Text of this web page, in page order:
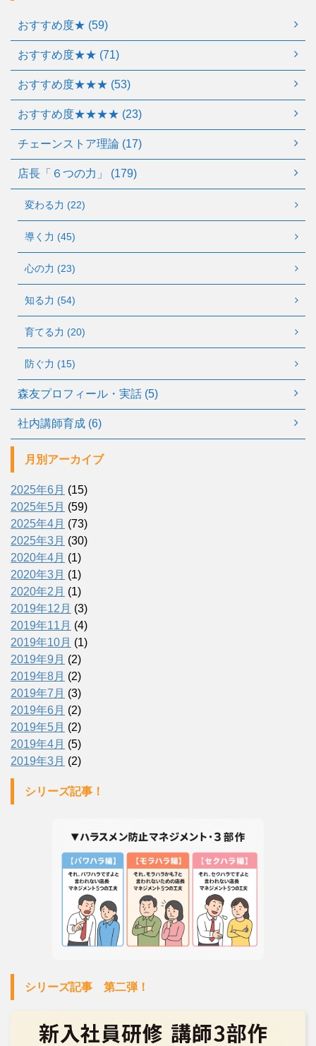
おすすめ度★ (59)
おすすめ度★★ (71)
おすすめ度★★★ (53)
おすすめ度★★★★ (23)
チェーンストア理論 (17)
店長「６つの力」 (179)
変わる力 (22)
導く力 (45)
心の力 (23)
知る力 (54)
育てる力 (20)
防ぐ力 (15)
森友プロフィール・実話 (5)
社内講師育成 (6)
月別アーカイブ
2025年6月 (15)
2025年5月 (59)
2025年4月 (73)
2025年3月 (30)
2020年4月 (1)
2020年3月 (1)
2020年2月 (1)
2019年12月 (3)
2019年11月 (4)
2019年10月 (1)
2019年9月 (2)
2019年8月 (2)
2019年7月 (3)
2019年6月 (2)
2019年5月 (2)
2019年4月 (5)
2019年3月 (2)
シリーズ記事！
シリーズ記事 第二弾！